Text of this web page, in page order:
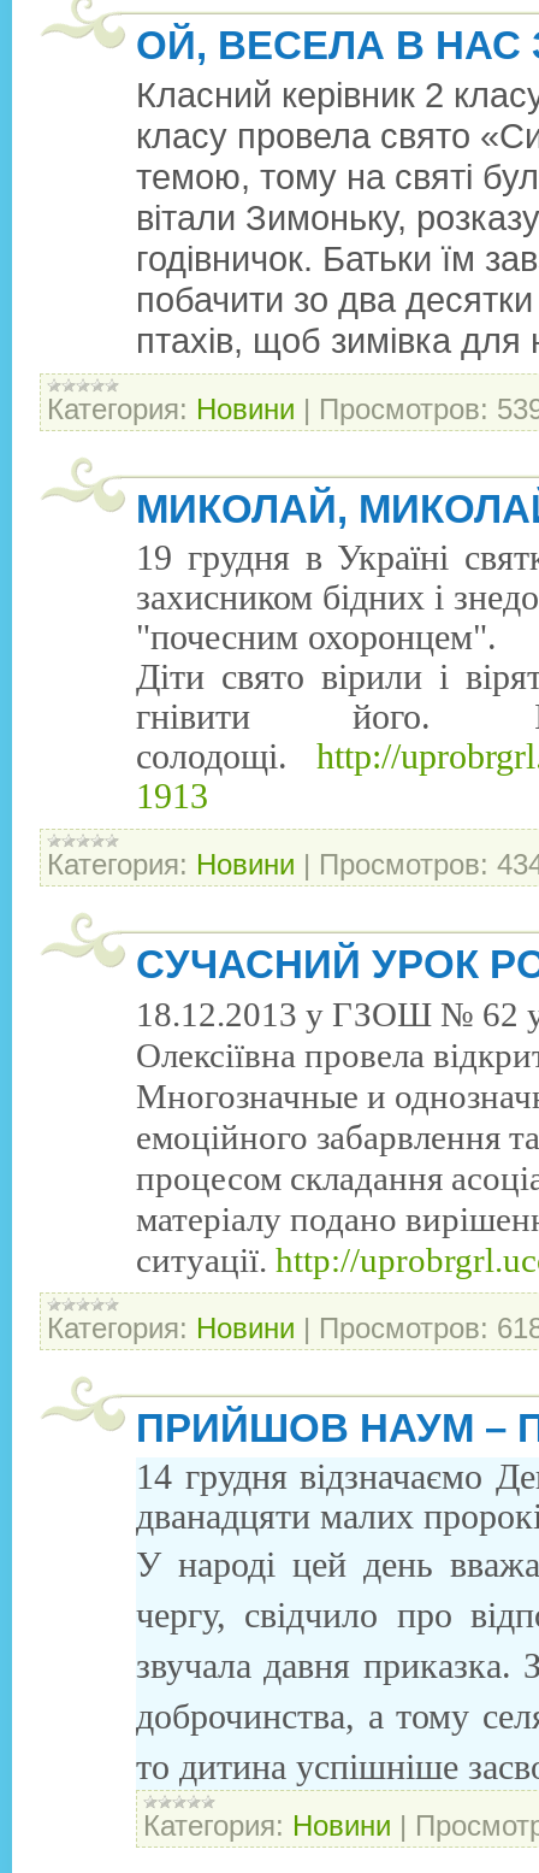
ОЙ, ВЕСЕЛА В НАС
Класний керівник 2
класу провела свято
темою, тому на святі
вітали Зимоньку,
годівничок. Батьки їм
побачити зо два
птахів, щоб зимівка
Категория: Новини | Просмотров:
МИКОЛАЙ,
19 грудня в Україні
захисником бідних і
"почесним охоронцем".
Діти свято вірили і
гнівити
солодощі. http://
1913
Категория: Новини | Просмотров:
СУЧАСНИЙ УРОК
18.12.2013 у ГЗОШ № 62
Олексіївна провела
Многозначные и
емоційного забарвлення
процесом складання
матеріалу подано
ситуації. http://
Категория: Новини | Просмотров:
ПРИЙШОВ НАУМ –
14 грудня відзначаємо
дванадцяти малих
У народі цей день
чергу, свідчило про
звучала давня
доброчинства, а тому
то дитина успішніше
Категория: Новини |